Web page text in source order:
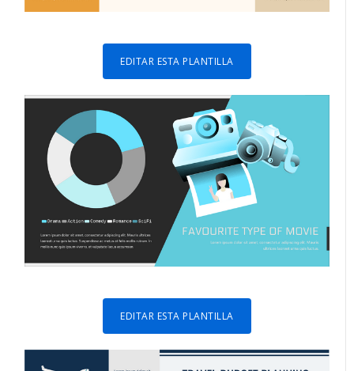
EDITAR ESTA PLANTILLA
EDITAR ESTA PLANTILLA